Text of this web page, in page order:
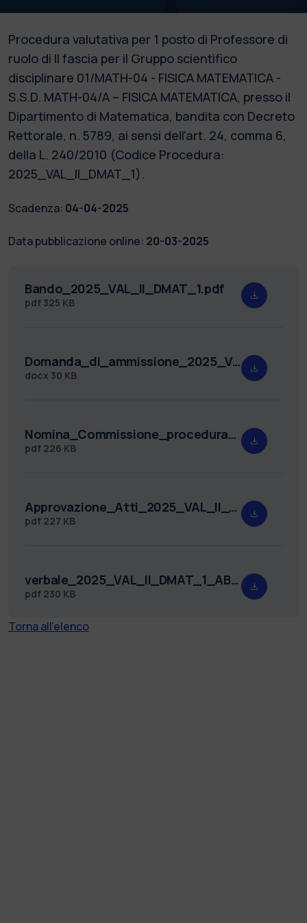
Procedura valutativa per 1 posto di Professore di
ruolo di II fascia per il Gruppo scientifico
disciplinare 01/MATH-04 - FISICA MATEMATICA -
S.S.D. MATH-04/A – FISICA MATEMATICA, presso il
Dipartimento di Matematica, bandita con Decreto
Rettorale, n. 5789, ai sensi dell'art. 24, comma 6,
della L. 240/2010 (Codice Procedura:
2025_VAL_II_DMAT_1).
Scadenza: 04-04-2025
Data pubblicazione online: 20-03-2025
Bando_2025_VAL_II_DMAT_1.pdf
pdf 325 KB
Domanda_di_ammissione_2025_VAL_II_DMAT_1.docx
docx 30 KB
Nomina_Commissione_procedura_valutativa_2025_VAL_II_DMAT_1_.pdf
pdf 226 KB
Approvazione_Atti_2025_VAL_II_DMAT_1.pdf
pdf 227 KB
verbale_2025_VAL_II_DMAT_1_AB_TM.pdf
pdf 230 KB
Torna all'elenco